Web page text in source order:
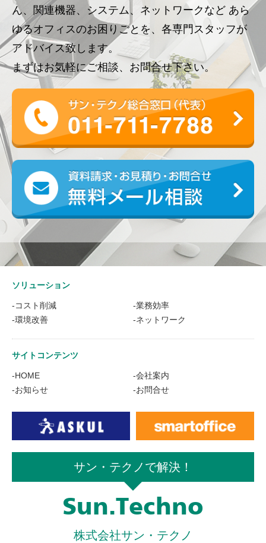
ん、関連機器、システム、ネットワークなど あら
ゆるオフィスのお困りごとを、各専門スタッフが
アドバイス致します。
まずはお気軽にご相談、お問合せ下さい。
ソリューション
-コスト削減
-業務効率
-環境改善
-ネットワーク
サイトコンテンツ
-HOME
-会社案内
-お知らせ
-お問合せ
サン・テクノで解決！
Sun.Techno
株式会社サン・テクノ